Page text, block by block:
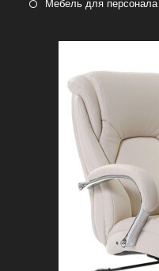
Мебель для персонала